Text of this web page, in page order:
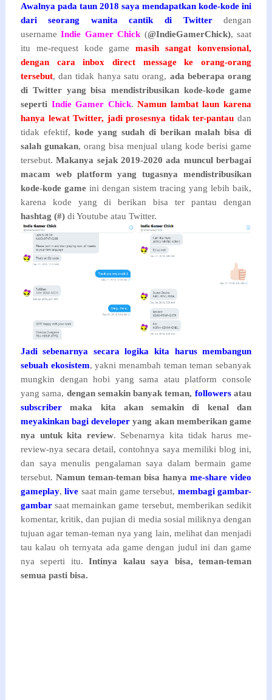
Awalnya pada taun 2018 saya mendapatkan kode-kode ini
dari seorang wanita cantik di Twitterdengan
usernameIndie Gamer Chick (@IndieGamerChick), saat
itu me-request kode game masih sangat konvensional,
dengan cara inbox direct message ke orang-orang
tersebut, dan tidak hanya satu orang, ada beberapa orang
di Twitter yang bisa mendistribusikan kode-kode game
seperti Indie Gamer Chick.Namun lambat laun karena
hanya lewat Twitter, jadi prosesnya tidak ter-pantau dan
tidak efektif, kode yang sudah di berikan malah bisa di
salah gunakan, orang bisa menjual ulang kode berisi game
tersebut.Makanya sejak 2019-2020 ada muncul berbagai
macam web platform yang tugasnya mendistribusikan
kode-kode gameini dengan sistem tracing yang lebih baik,
karena kode yang di berikan bisa ter pantau dengan
hashtag (#)di Youtube atau Twitter.
Jadi sebenarnya secara logika kita harus membangun
sebuah ekosistem, yakni menambah teman teman sebanyak
mungkin dengan hobi yang sama atau platform console
yang sama, dengan semakin banyak teman, followersatau
subscribermaka kita akan semakin di kenal dan
meyakinkan bagi developer yang akan memberikan game
nya untuk kita review. Sebenarnya kita tidak harus me-
review-nya secara detail, contohnya saya memiliki blog ini,
dan saya menulis pengalaman saya dalam bermain game
tersebut. Namun teman-teman bisa hanyame-share video
gameplay,live saat main game tersebut, membagi gambar-
gambarsaat memainkan game tersebut, memberikan sedikit
komentar, kritik, dan pujian di media sosial miliknya dengan
tujuan agar teman-teman nya yang lain, melihat dan menjadi
tau kalau oh ternyata ada game dengan judul ini dan game
nya seperti itu.Intinya kalau saya bisa, teman-teman
semua pasti bisa.